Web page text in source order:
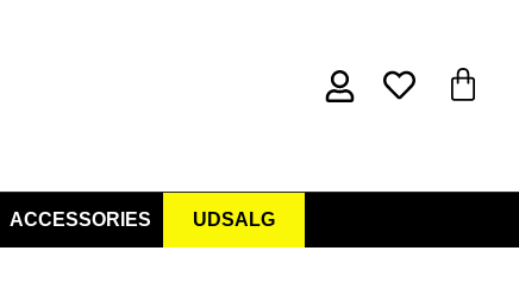
ACCESSORIES UDSALG